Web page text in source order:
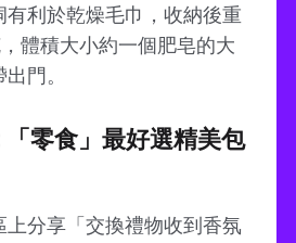
有利於乾燥毛巾，收納後重
體積大小約一個肥皂的大
門。
零食」最好選精美包
上分享「交換禮物收到香氛